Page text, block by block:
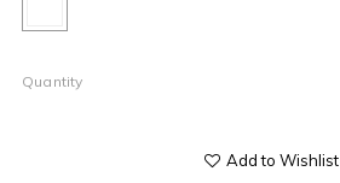
Quantity
Add to Wishlist